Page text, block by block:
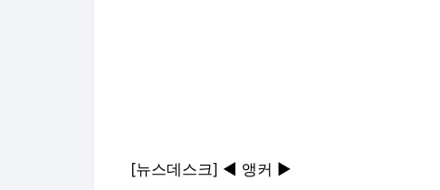
[뉴스데스크] ◀ 앵커 ▶